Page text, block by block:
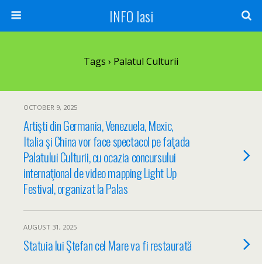
INFO Iasi
Tags › Palatul Culturii
OCTOBER 9, 2025
Artişti din Germania, Venezuela, Mexic,
Italia şi China vor face spectacol pe faţada
Palatului Culturii, cu ocazia concursului
internaţional de video mapping Light Up
Festival, organizat la Palas
AUGUST 31, 2025
Statuia lui Ştefan cel Mare va fi restaurată